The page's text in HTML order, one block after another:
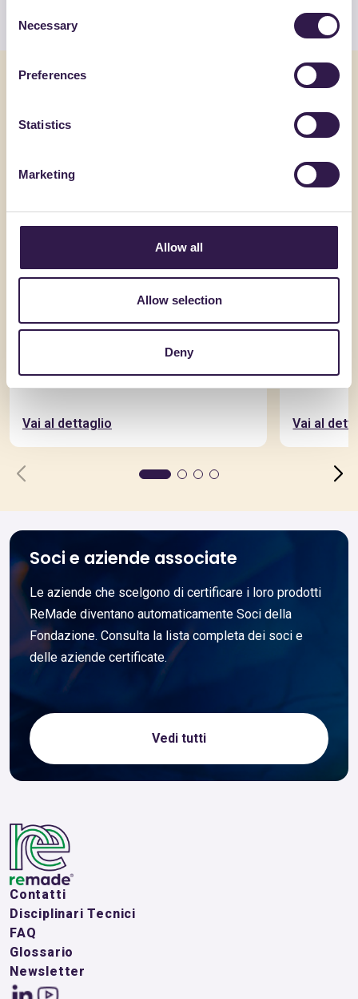
Selection
Necessary
Preferences
Statistics
Marketing
Allow all
Allow selection
Deny
Potrebbe interessarti anche
Isolamento
BL BIANCO L1-L2
Vai al dettaglio
Isolamento
BL
Vai al
Soci e aziende associate
Le aziende che scelgono di certificare i loro prodotti
ReMade diventano automaticamente Soci della
Fondazione. Consulta la lista completa dei soci e
delle aziende certificate.
Vedi tutti
Contatti
Disciplinari Tecnici
FAQ
Glossario
Newsletter